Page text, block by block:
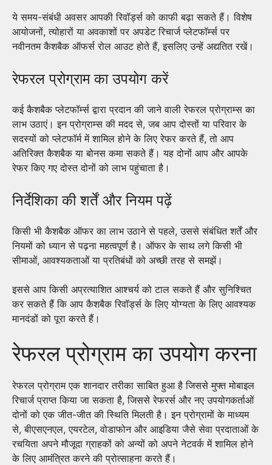
ये समय-संबंधी अवसर आपकी रिवॉर्ड्स को काफी बढ़ा सकते हैं। विशेष
आयोजनों, त्योहारों या अवकाशों पर अपडेट रिचार्ज प्लेटफॉर्म्स पर
नवीनतम कैशबैक ऑफर्स रोल आउट होते हैं, इसलिए उन्हें अद्यतित रखें।
रेफरल प्रोग्राम का उपयोग करें
कई कैशबैक प्लेटफॉर्म्स द्वारा प्रदान की जाने वाली रेफरल प्रोग्राम्स का
लाभ उठाएं। इन प्रोग्राम्स की मदद से, जब आप दोस्तों या परिवार के
सदस्यों को प्लेटफॉर्म में शामिल होने के लिए रेफर करते हैं, तो आप
अतिरिक्त कैशबैक या बोनस कमा सकते हैं। यह दोनों आप और आपके
रेफर किए गए दोस्त दोनों को लाभ पहुंचाता है।
निर्देशिका की शर्तें और नियम पढ़ें
किसी भी कैशबैक ऑफर का लाभ उठाने से पहले, उससे संबंधित शर्तें और
नियमों को ध्यान से पढ़ना महत्वपूर्ण है। ऑफर के साथ लगे किसी भी
सीमाओं, आवश्यकताओं या प्रतिबंधों को अच्छी तरह से समझें।
इससे आप किसी अप्रत्याशित आश्चर्य को टाल सकते हैं और सुनिश्चित
कर सकते हैं कि आप कैशबैक रिवॉर्ड्स के लिए योग्यता के लिए आवश्यक
मानदंडों को पूरा करते हैं।
रेफरल प्रोग्राम का उपयोग करना
रेफरल प्रोग्राम एक शानदार तरीका साबित हुआ है जिससे मुफ्त मोबाइल
रिचार्ज प्राप्त किया जा सकता है, जिससे रेफरर्स और नए उपयोगकर्ताओं
दोनों को एक जीत-जीत की स्थिति मिलती है। इन प्रोग्रामों के माध्यम
से, बीएसएनएल, एयरटेल, वोडाफोन और आइडिया जैसे सेवा प्रदाताओं के
रचयिता अपने मौजूदा ग्राहकों को अन्यों को अपने नेटवर्क में शामिल होने
के लिए आमंत्रित करने की प्रोत्साहना करते हैं।